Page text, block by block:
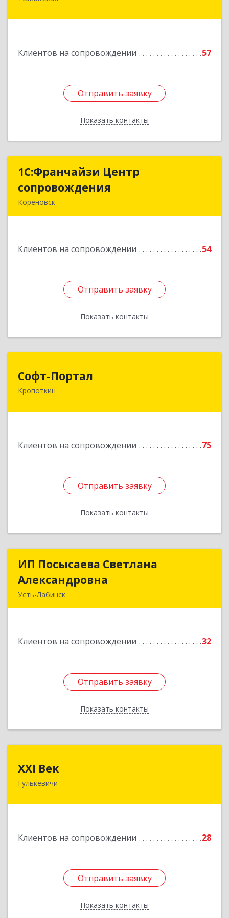
Клиентов на сопровождении 57
Отправить заявку
Показать контакты
Отправить заявку
Назад
1С:Франчайзи Центр
сопровождения
Кореновск
Клиентов на сопровождении 54
Отправить заявку
Показать контакты
1С:Франчайзи Центр
Отправить заявку
Назад
Софт-Портал
Кропоткин
Клиентов на сопровождении 75
Отправить заявку
Показать контакты
352395, Краснодарский край, Кавказский р-н,
Отправить заявку
Назад
ИП Посысаева Светлана
Александровна
Усть-Лабинск
Клиентов на сопровождении 32
Отправить заявку
Показать контакты
ИП Посысаева Светлана
Подробнее
Отправить заявку
Назад
XXI Век
Гулькевичи
Клиентов на сопровождении 28
Отправить заявку
Показать контакты
Отправить заявку
Назад